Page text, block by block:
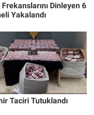
Dinleyen 6
Yakalandı
Taciri Tutuklandı